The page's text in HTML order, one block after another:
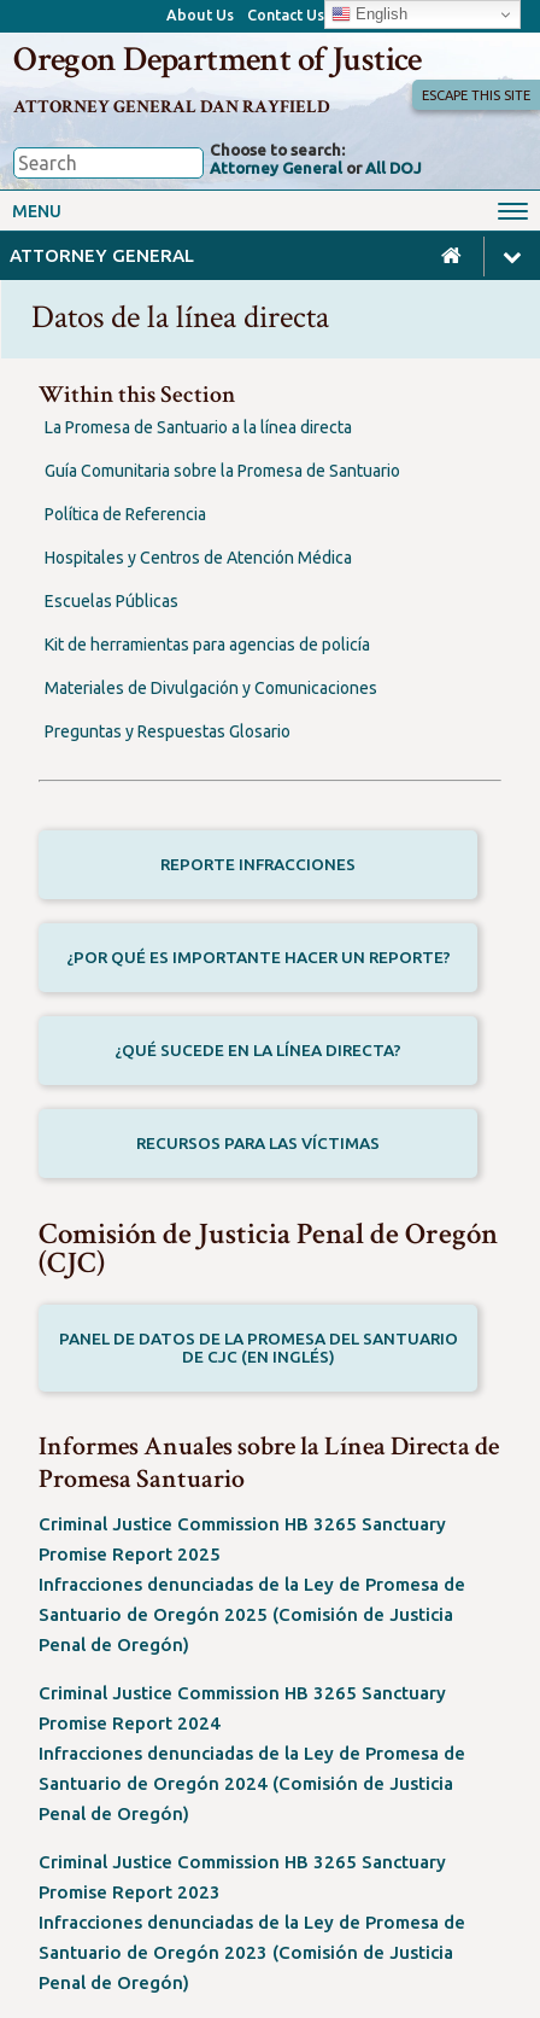
About Us Contact Us English
Oregon Department of Justice
ATTORNEY GENERAL DAN RAYFIELD
Choose to search:
Attorney GeneralorAll DOJ
ESCAPE THIS SITE
MENU
ATTORNEY GENERAL
Office of the Attorney General
Civil Rights
Datos de la línea directa
Within this Section
La Promesa de Santuario a la línea directa
Guía Comunitaria sobre la Promesa de Santuario
Política de Referencia
Hospitales y Centros de Atención Médica
Escuelas Públicas
Kit de herramientas para agencias de policía
Materiales de Divulgación y Comunicaciones
Preguntas y Respuestas Glosario
REPORTE INFRACCIONES
¿POR QUÉ ES IMPORTANTE HACER UN REPORTE?
¿QUÉ SUCEDE EN LA LÍNEA DIRECTA?
RECURSOS PARA LAS VÍCTIMAS
Comisión de Justicia Penal de Oregón
(CJC)
PANEL DE DATOS DE LA PROMESA DEL SANTUARIO
DE CJC (EN INGLÉS)
Informes Anuales sobre la Línea Directa de
Promesa Santuario
Criminal Justice Commission HB 3265 Sanctuary
Promise Report 2025
in
a
Infracciones denunciadas de la Ley de Promesa de
Santuario de Oregón 2025 (Comisión de Justicia
Penal de Oregón)
a
new
tab/window)
Criminal Justice Commission HB 3265 Sanctuary
Promise Report 2024(Opens
in
a
Infracciones denunciadas de la Ley de Promesa de
Santuario de Oregón 2024 (Comisión de Justicia
Penal de Oregón)
a
new
tab/window)
Criminal Justice Commission HB 3265 Sanctuary
Promise Report 2023
in
a
Infracciones denunciadas de la Ley de Promesa de
Santuario de Oregón 2023 (Comisión de Justicia
Penal de Oregón)